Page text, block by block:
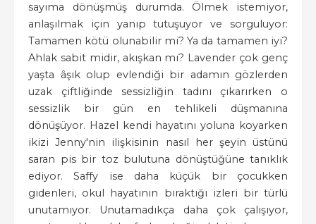
sayıma dönüşmüş durumda. Ölmek istemiyor,
anlaşılmak için yanıp tutuşuyor ve sorguluyor:
Tamamen kötü olunabilir mi? Ya da tamamen iyi?
Ahlak sabit midir, akışkan mı? Lavender çok genç
yaşta âşık olup evlendiği bir adamın gözlerden
uzak çiftliğinde sessizliğin tadını çıkarırken o
sessizlik bir gün en tehlikeli düşmanına
dönüşüyor. Hazel kendi hayatını yoluna koyarken
ikizi Jenny'nin ilişkisinin nasıl her şeyin üstünü
saran pis bir toz bulutuna dönüştüğüne tanıklık
ediyor. Saffy ise daha küçük bir çocukken
gidenleri, okul hayatının bıraktığı izleri bir türlü
unutamıyor. Unutamadıkça daha çok çalışıyor,